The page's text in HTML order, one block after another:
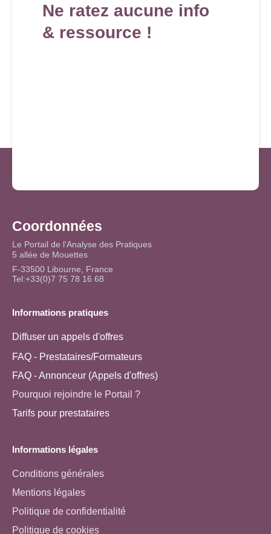
Ne ratez aucune info
& ressource !
Coordonnées
Le Portail de l'Analyse des Pratiques
5 allée de Mouettes
F-33500 Libourne, France
Tel:+33(0)7 75 78 16 68
Informations pratiques
Diffuser un appels d'offres
FAQ - Prestataires/Formateurs
FAQ - Annonceur (Appels d'offres)
Pourquoi rejoindre le Portail ?
Tarifs pour prestataires
Informations légales
Conditions générales
Mentions légales
Politique de confidentialité
Politique de cookies